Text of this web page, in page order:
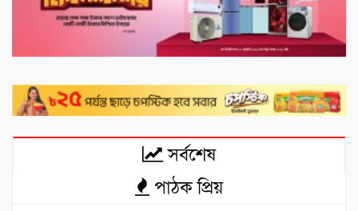
সর্বশেষ
পাঠক প্রিয়